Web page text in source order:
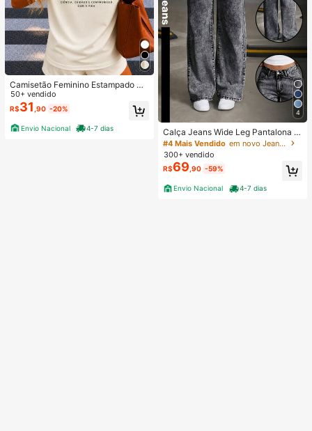
Camisetão Feminino Estampado Co
stas Farmácia Profissão Faculdade
Curso 100% Algodão
50+ vendido
R$31 ,90 -20%
Envio Nacional 4-7 dias
4
Calça Jeans Wide Leg Pantalona F
eminina Cintura Alta Tecido Premiu
m Confortável Grafite
#4 Mais Vendido
em novo Jeans Feminino
300+ vendido
R$69,90 -59%
Envio Nacional 4-7 dias